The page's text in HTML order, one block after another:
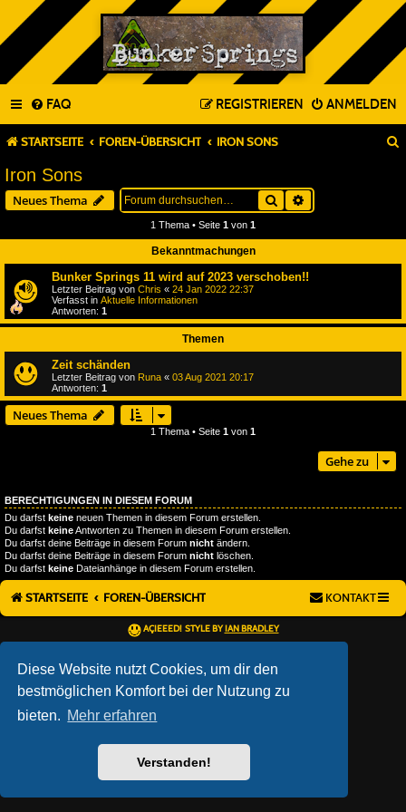
Diese Website nutzt Cookies, um dir den
bestmöglichen Komfort bei der Nutzung zu
bieten. Mehr erfahren
Verstanden!
FAQ ANMELDEN
REGISTRIEREN
STARTSEITE FOREN-ÜBERSICHT IRON SONS
Iron Sons
Neues Thema Suche
1 Thema • Seite 1 von 1
Bekanntmachungen
Bunker Springs 11 wird auf 2023 verschoben!!
Letzter Beitrag von Chris « 24 Jan 2022 22:37
Verfasst in Aktuelle Informationen
Antworten: 1
Themen
Zeit schänden
Letzter Beitrag von Runa « 03 Aug 2021 20:17
Antworten: 1
Neues Thema
1 Thema • Seite 1 von 1
Gehe zu
BERECHTIGUNGEN IN DIESEM FORUM
Du darfst keine neuen Themen in diesem Forum erstellen.
Du darfst keineAntworten zu Themen in diesem Forum erstellen.
Du darfst deine Beiträge in diesem Forum nicht ändern.
Du darfst deine Beiträge in diesem Forum nicht löschen.
Du darfst keine Dateianhänge in diesem Forum erstellen.
STARTSEITE FOREN-ÜBERSICHT KONTAKT
AÇIEEED! STYLE BY IAN BRADLEY
NUTZUNGSBEDINGUNGEN